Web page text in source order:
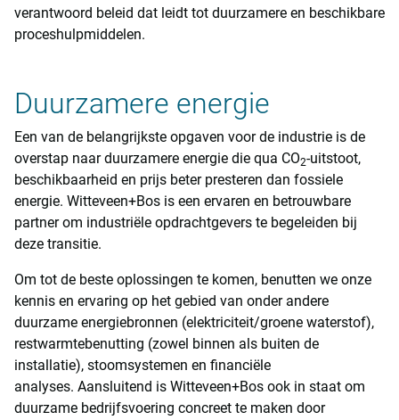
verantwoord beleid dat leidt tot duurzamere en beschikbare
proceshulpmiddelen.
Duurzamere energie
Een van de belangrijkste opgaven voor de industrie is de
overstap naar duurzamere energie die qua CO2-uitstoot,
beschikbaarheid en prijs beter presteren dan fossiele
energie. Witteveen+Bos is een ervaren en betrouwbare
partner om industriële opdrachtgevers te begeleiden bij
deze transitie.
Om tot de beste oplossingen te komen, benutten we onze
kennis en ervaring op het gebied van onder andere
duurzame energiebronnen (elektriciteit/groene waterstof),
restwarmtebenutting (zowel binnen als buiten de
installatie), stoomsystemen en financiële
analyses. Aansluitend is Witteveen+Bos ook in staat om
duurzame bedrijfsvoering concreet te maken door